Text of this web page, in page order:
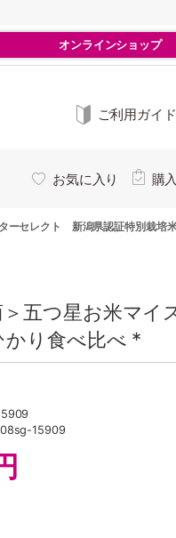
オンラインショップ
ご利用ガイド
お気に入り 購
ーセレクト 新潟県認証特別栽培
＞五つ星お米マ
り食べ比べ *
15909